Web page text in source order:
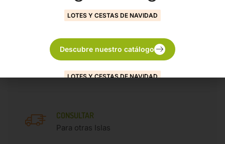
NUESTROS SERVICIOS
ENTREGA GRATUITA
CONSULTAR
Para otras Islas
LOTES Y CESTAS DE NAVIDAD
Descubre nuestro catálogo
LOTES Y CESTAS DE NAVIDAD
Descubre nuestro catálogo